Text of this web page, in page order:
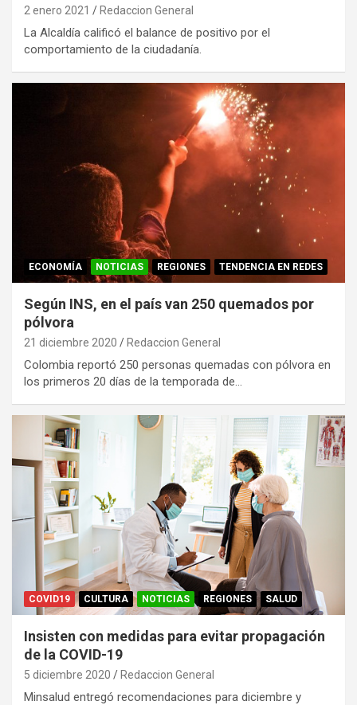
2 enero 2021 Redaccion General
La Alcaldía calificó el balance de positivo por el
comportamiento de la ciudadanía.
ECONOMÍA NOTICIAS REGIONES TENDENCIA EN REDES
Según INS, en el país van 250 quemados por
pólvora
21 diciembre 2020 Redaccion General
Colombia reportó 250 personas quemadas con pólvora en
los primeros 20 días de la temporada de…
COVID19 CULTURA NOTICIAS REGIONES SALUD
Insisten con medidas para evitar propagación
de la COVID-19
5 diciembre 2020 Redaccion General
Minsalud entregó recomendaciones para diciembre y